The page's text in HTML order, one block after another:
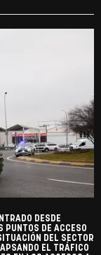
DESDE
PUNTOS DE ACCESO
DEL SECTOR
EL TRÁFICO